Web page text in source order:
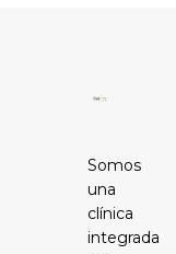
Somos
una
clínica
integrada